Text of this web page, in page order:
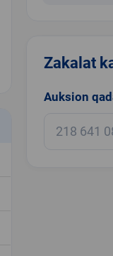
Zakalat
Auksion